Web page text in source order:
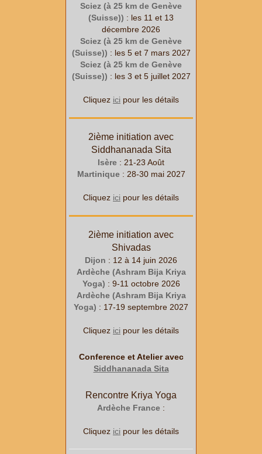
Sciez (à 25 km de Genève
(Suisse)) : les 11 et 13
décembre 2026
Sciez (à 25 km de Genève
(Suisse)) : les 5 et 7 mars 2027
Sciez (à 25 km de Genève
(Suisse)) : les 3 et 5 juillet 2027
Cliquez ici pour les détails
2ième initiation avec
Siddhananada Sita
Isère : 21-23 Août
Martinique: 28-30 mai 2027
Cliquez ici pour les détails
2ième initiation avec
Shivadas
Dijon : 12 à 14 juin 2026
Ardèche (Ashram Bija Kriya
Yoga) : 9-11 octobre 2026
Ardèche (Ashram Bija Kriya
Yoga) : 17-19 septembre 2027
Cliquez ici pour les détails
Conference et Atelier avec
Siddhananada Sita
Rencontre Kriya Yoga
Ardèche France :
Cliquez ici pour les détails